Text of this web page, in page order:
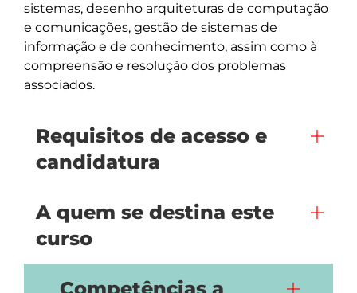
sistemas, desenho arquiteturas de computação
e comunicações, gestão de sistemas de
informação e de conhecimento, assim como à
compreensão e resolução dos problemas
Requisitos de acesso e
candidatura
A quem se destina este
curso